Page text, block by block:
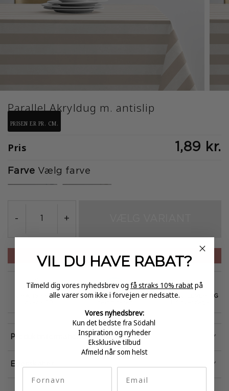
Parallel Akryldug m. antislip
PRISEN ER PR. CM.
Pris 1,89 kr.
Farve Vælg farve
- +
PRISEN ER PR. CM.
GRATIS FRAGT
E-MÆRKET
HURTIG LEVERING
Egenskaber
Produktinformation
VIL DU HAVE RABAT?
Tilmeld dig vores nyhedsbrev og få straks 10% rabatpå
alle varer som ikke i forvejen er nedsatte.
Vores nyhedsbrev:
Kun det bedste fra Södahl
Inspiration og nyheder
Eksklusive tilbud
Afmeld når som helst